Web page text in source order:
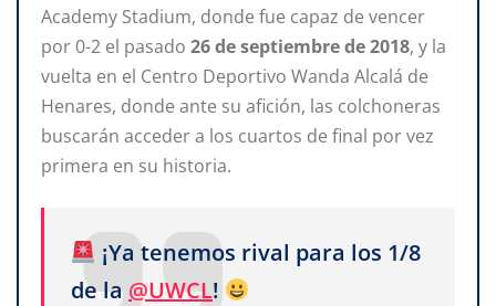
Academy Stadium, donde fue capaz de vencer
por 0-2 el pasado 26 de septiembre de 2018, y la
vuelta en el Centro Deportivo Wanda Alcalá de
Henares, donde ante su afición, las colchoneras
buscarán acceder a los cuartos de final por vez
primera en su historia.
¡Ya tenemos rival para los 1/8
de la @UWCL!